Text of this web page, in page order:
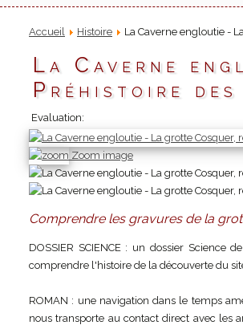
Accueil Histoire La Caverne engloutie -
La Caverne
Préhistoire des
Evaluation:
Zoom image
Comprendre les gravures de la
DOSSIER SCIENCE : un dossier
comprendre l'histoire de la découverte du
ROMAN : une navigation dans le temps
nous transporte au contact direct avec les